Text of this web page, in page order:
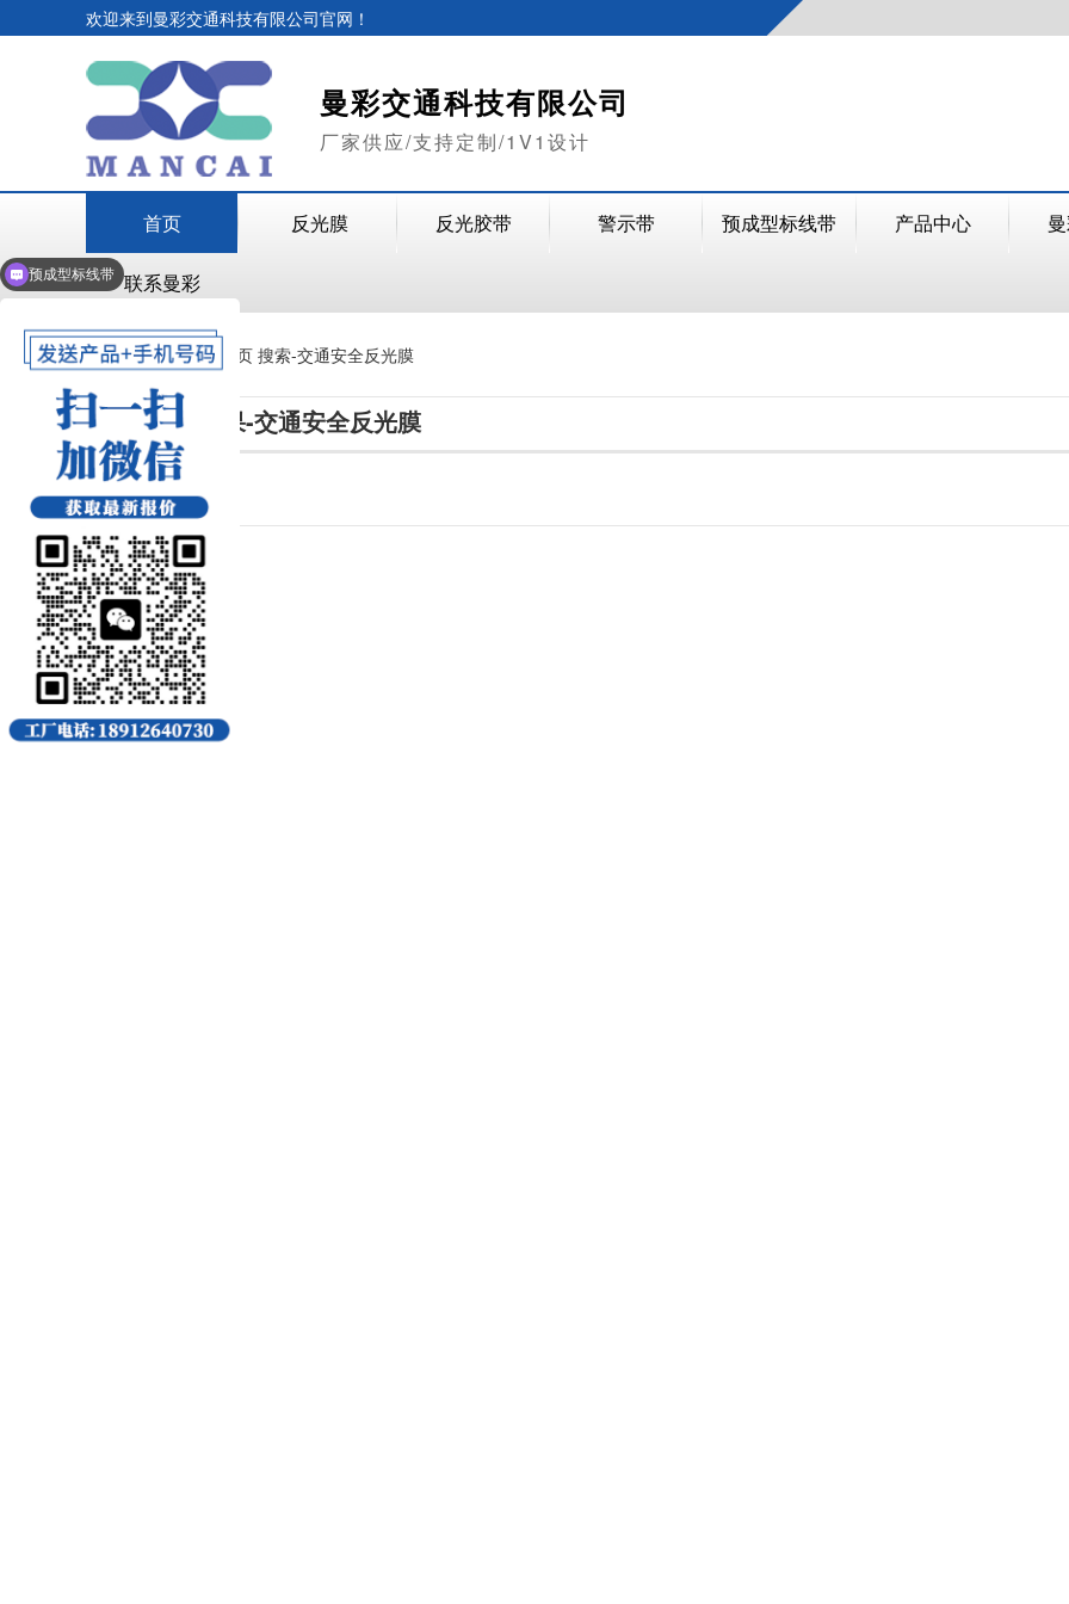
欢迎来到曼彩交通科技有限公司官网！
曼彩交通科技有限公司
厂家供应/支持定制/1V1设计
首页 反光膜 反光胶带 警示带 预成型标线带 产品中心
联系曼彩
当前位置： 首页 搜索-交通安全反光膜
搜索结果-交通安全反光膜
预成型标线带